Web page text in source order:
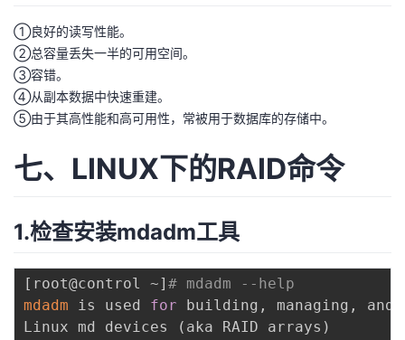
①良好的读写性能。
②总容量丢失一半的可用空间。
③容错。
④从副本数据中快速重建。
⑤由于其高性能和高可用性，常被用于数据库的存储中。
七、LINUX下的RAID命令
1.检查安装mdadm工具
[ root@control ~] # mdadm --help
mdadm is used for building, managing, and
Linux md devices
( aka RAID arrays )